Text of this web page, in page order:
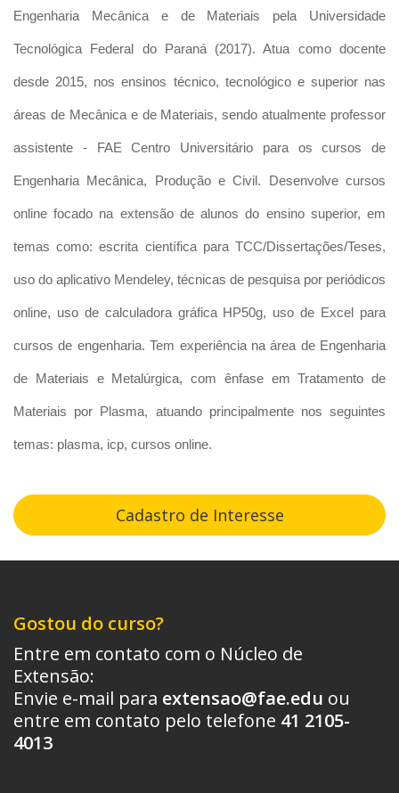
Engenharia Mecânica e de Materiais pela Universidade
Tecnológica Federal do Paraná (2017). Atua como docente
desde 2015, nos ensinos técnico, tecnológico e superior nas
áreas de Mecânica e de Materiais, sendo atualmente professor
assistente - FAE Centro Universitário para os cursos de
Engenharia Mecânica, Produção e Civil. Desenvolve cursos
online focado na extensão de alunos do ensino superior, em
temas como: escrita científica para TCC/Dissertações/Teses,
uso do aplicativo Mendeley, técnicas de pesquisa por periódicos
online, uso de calculadora gráfica HP50g, uso de Excel para
cursos de engenharia. Tem experiência na área de Engenharia
de Materiais e Metalúrgica, com ênfase em Tratamento de
Materiais por Plasma, atuando principalmente nos seguintes
temas: plasma, icp, cursos online.
Cadastro de Interesse
Gostou do curso?
Entre em contato com o Núcleo de
Extensão:
Envie e-mail para extensao@fae.edu ou
entre em contato pelo telefone 41 2105-
4013